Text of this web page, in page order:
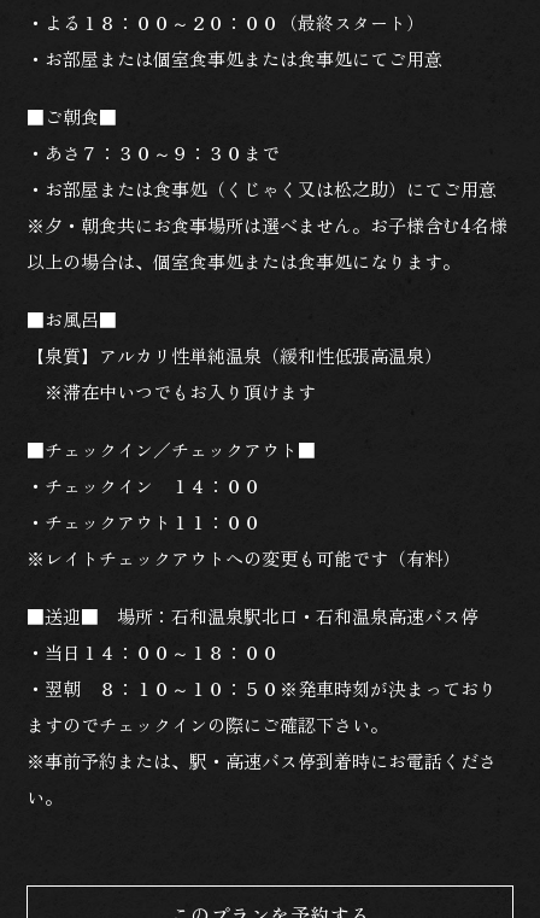
・よる１８：００～２０：００（最終スタート）
・お部屋または個室食事処または食事処にてご用意
■ご朝食■
・あさ７：３０～９：３０まで
・お部屋または食事処（くじゃく又は松之助）にてご用意
※夕・朝食共にお食事場所は選べません。お子様含む4名様
以上の場合は、個室食事処または食事処になります。
■お風呂■
【泉質】アルカリ性単純温泉（緩和性低張高温泉）
※滞在中いつでもお入り頂けます
■チェックイン／チェックアウト■
・チェックイン １４：００
・チェックアウト１１：００
※レイトチェックアウトへの変更も可能です（有料）
■送迎■ 場所：石和温泉駅北口・石和温泉高速バス停
・当日１４：００～１８：００
・翌朝 ８：１０～１０：５０※発車時刻が決まっており
ますのでチェックインの際にご確認下さい。
※事前予約または、駅・高速バス停到着時にお電話くださ
い。